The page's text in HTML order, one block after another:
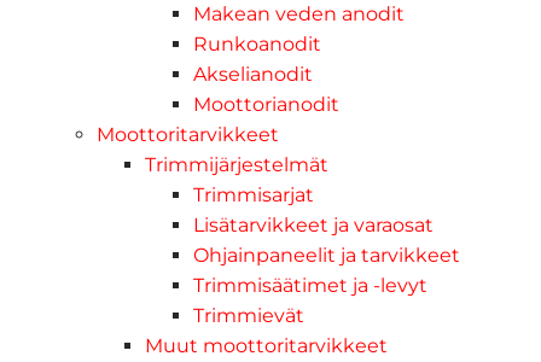
Makean veden anodit
Runkoanodit
Akselianodit
Moottorianodit
Moottoritarvikkeet
Trimmijärjestelmät
Trimmisarjat
Lisätarvikkeet ja varaosat
Ohjainpaneelit ja tarvikkeet
Trimmisäätimet ja -levyt
Trimmievät
Muut moottoritarvikkeet